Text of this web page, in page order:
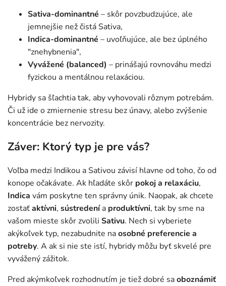
Sativa-dominantné – skôr povzbudzujúce, ale
jemnejšie než čistá Sativa,
Indica-dominantné – uvoľňujúce, ale bez úplného
"znehybnenia",
Vyvážené (balanced) – prinášajú rovnováhu medzi
fyzickou a mentálnou relaxáciou.
Hybridy sa šľachtia tak, aby vyhovovali rôznym potrebám.
Či už ide o zmiernenie stresu bez únavy, alebo zvýšenie
koncentrácie bez nervozity.
Záver: Ktorý typ je pre vás?
Voľba medzi Indikou a Sativou závisí hlavne od toho, čo od
konope očakávate. Ak hľadáte skôr pokoj a relaxáciu,
Indica vám poskytne ten správny únik. Naopak, ak chcete
zostaťaktívni, sústredenía produktívni, tak by sme na
vašom mieste skôr zvolili Sativu. Nech si vyberiete
akýkoľvek typ, nezabudnite naosobné preferencie a
potreby. A ak si nie ste istí, hybridy môžu byť skvelé pre
vyvážený zážitok.
Pred akýmkoľvek rozhodnutím je tiež dobré saoboznámiť